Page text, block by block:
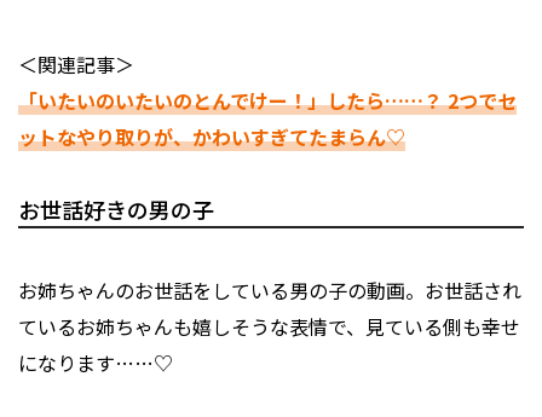
＜関連記事＞
「いたいのいたいのとんでけー！」したら……？ 2つでセ
ットなやり取りが、かわいすぎてたまらん♡
お世話好きの男の子
お姉ちゃんのお世話をしている男の子の動画。お世話され
ているお姉ちゃんも嬉しそうな表情で、見ている側も幸せ
になります……♡